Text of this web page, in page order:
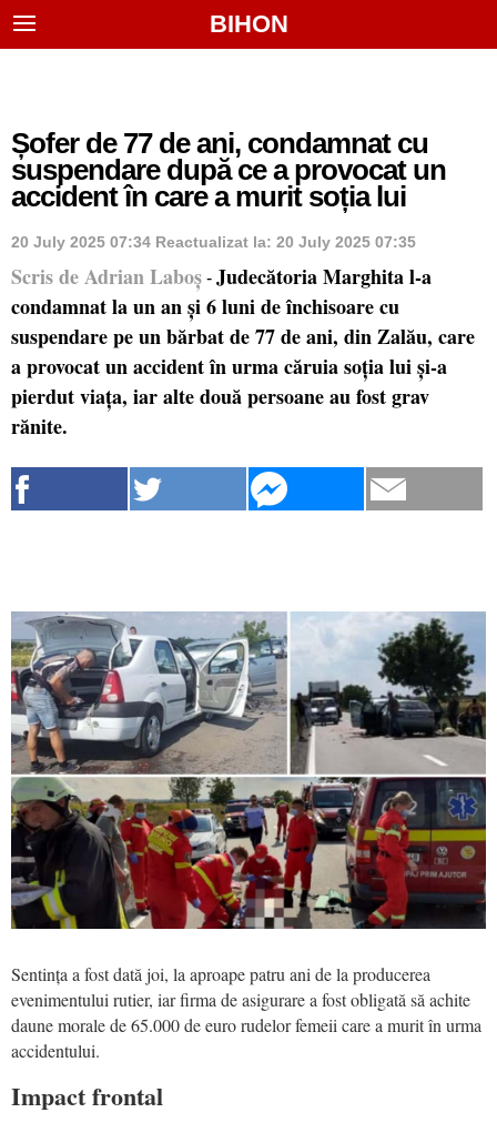
BIHON
Șofer de 77 de ani, condamnat cu
suspendare după ce a provocat un
accident în care a murit soția lui
20 July 2025 07:34 Reactualizat la: 20 July 2025 07:35
Scris de Adrian Laboș - Judecătoria Marghita l-a
condamnat la un an și 6 luni de închisoare cu
suspendare pe un bărbat de 77 de ani, din Zalău, care
a provocat un accident în urma căruia soția lui și-a
pierdut viața, iar alte două persoane au fost grav
rănite.
Sentința a fost dată joi, la aproape patru ani de la producerea
evenimentului rutier, iar firma de asigurare a fost obligată să achite
daune morale de 65.000 de euro rudelor femeii care a murit în urma
accidentului.
Impact frontal